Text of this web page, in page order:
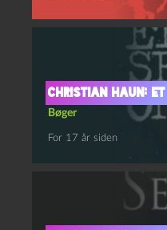
Christian Haun:
Bøger
For 17 år siden